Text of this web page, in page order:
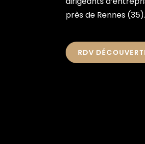
près de Rennes (35).
RDV